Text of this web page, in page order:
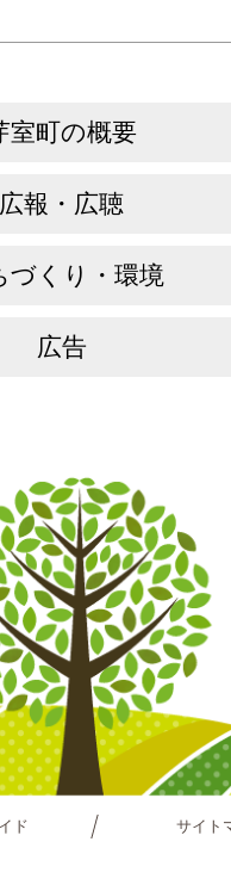
室町の概要
広報・広聴
づくり・環境
広告
ド サイト